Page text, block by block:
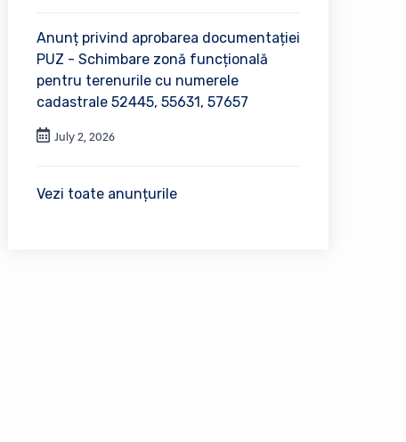
Anunț privind aprobarea documentației
PUZ - Schimbare zonă funcțională
pentru terenurile cu numerele
cadastrale 52445, 55631, 57657
July 2, 2026
Vezi toate anunțurile